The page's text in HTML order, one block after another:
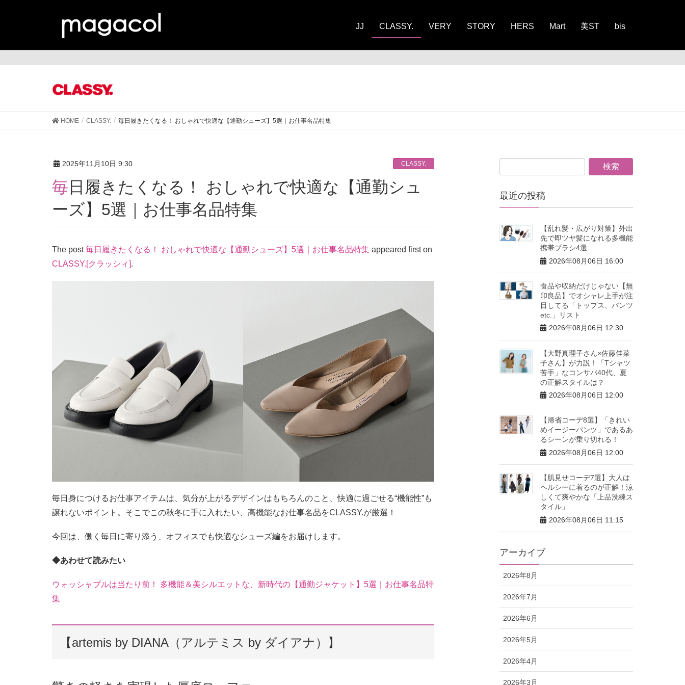
JJ CLASSY. VERY STORY HERS Mart 美ST bis
HOME CLASSY. 毎日履きたくなる！ おしゃれで快適な【通勤シューズ】5選｜お仕事名品特集
2025年11月10日 9:30 CLASSY.
毎日履きたくなる！ おしゃれで快適な【通勤シュ
ーズ】5選｜お仕事名品特集
The post毎日履きたくなる！ おしゃれで快適な【通勤シューズ】5選｜お仕事名品特集 appeared first on
CLASSY.[クラッシィ].
毎日身につけるお仕事アイテムは、気分が上がるデザインはもちろんのこと、快適に過ごせる“機能性”も
譲れないポイント。そこでこの秋冬に手に入れたい、高機能なお仕事名品をCLASSY.が厳選！
今回は、働く毎日に寄り添う、オフィスでも快適なシューズ編をお届けします。
◆あわせて読みたい
ウォッシャブルは当たり前！ 多機能＆美シルエットな、新時代の【通勤ジャケット】5選｜お仕事名品特
集
【artemis by DIANA（アルテミス by ダイアナ）】
最近の投稿
【乱れ髪・広がり対策】外出
先で即ツヤ髪になれる多機能
携帯ブラシ4選
2026年08月06日 16:00
食品や収納だけじゃない【無
印良品】でオシャレ上手が注
目してる「トップス、パンツ
etc.」リスト
2026年08月06日 12:30
【大野真理子さん×佐藤佳菜
子さん】が力説！「Tシャツ
苦手」なコンサバ40代、夏
の正解スタイルは？
2026年08月06日 12:00
【帰省コーデ8選】「きれい
めイージーパンツ」であるあ
るシーンが乗り切れる！
2026年08月06日 12:00
【肌見せコーデ7選】大人は
ヘルシーに着るのが正解！涼
しくて爽やかな「上品洗練ス
タイル」
2026年08月06日 11:15
アーカイブ
2026年8月
2026年7月
2026年6月
2026年5月
2026年4月
2026年3月